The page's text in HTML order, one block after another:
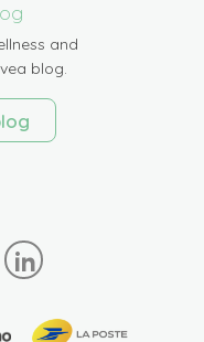
and
blog.